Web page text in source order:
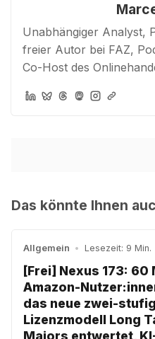
Unabhängiger Analyst,
freier Autor bei FAZ,
Co-Host des
Das könnte Ihnen
Allgemein • Lesezeit: 9 Min.
[Frei] Nexus 173:
Amazon-
das neue zwei-
Lizenzmodell Long
Majors entwertet,